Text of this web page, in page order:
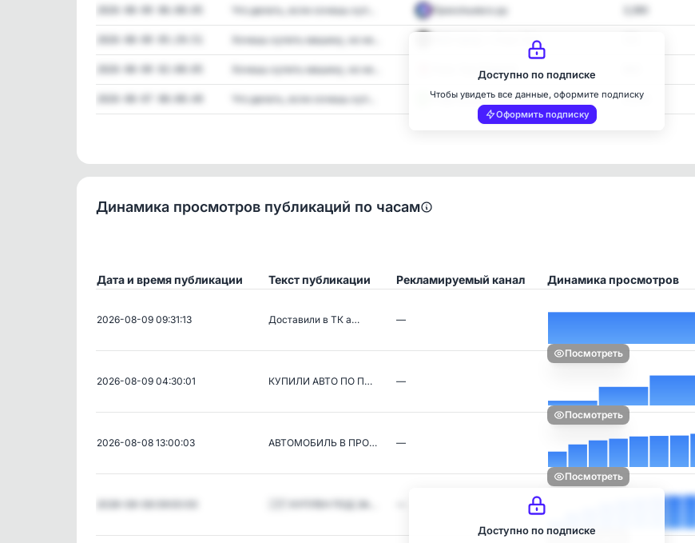
Что делать, если хочешь куп... Прокопьевск.ру
Хочешь купить машину, но не... Мой город — Улан-Удэ
Хочешь купить машину, но не... Улан-Удэ Первый
Что делать, если хочешь куп... Подслушано Осинники и Калтан 4,228
Доступно по подписке
Чтобы увидеть все данные, оформите подписку
Оформить подписку
Динамика просмотров публикаций по часам
Дата и время публикации Текст публикации Рекламируемый канал Динамика просмотров
2026-08-09 09:31:13 Доставили в ТК а… —
Посмотреть
2026-08-09 04:30:01 КУПИЛИ АВТО ПО П… —
Посмотреть
2026-08-08 13:00:03 АВТОМОБИЛЬ В ПРО… —
Посмотреть
Посмотреть
Доступно по подписке